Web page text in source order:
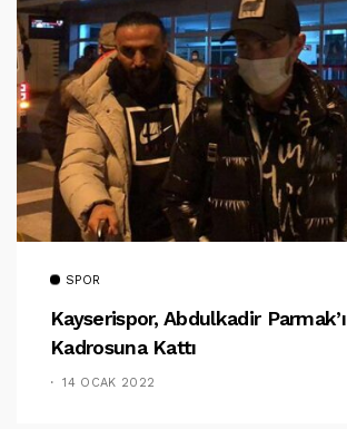
SPOR
Kayserispor, Abdulkadir Parmak’ı
Kadrosuna Kattı
14 OCAK 2022